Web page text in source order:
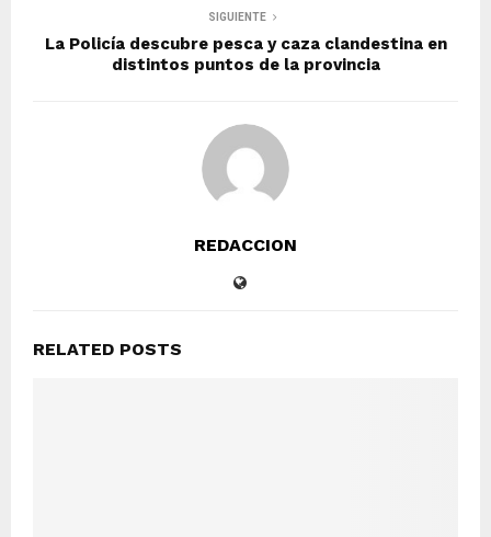
SIGUIENTE
La Policía descubre pesca y caza clandestina en
distintos puntos de la provincia
REDACCION
RELATED POSTS